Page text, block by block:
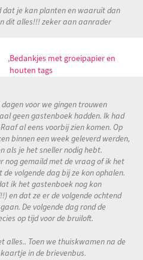
dat je kan planten en waaruit dan
dit alles!!! zeker aan aanrader
,Bedankjes met groeipapier en
houten tags
voor we gingen trouwen
geen gastenboek hadden. Ik had
al eens voorbij zien komen. Op
binnen een week geleverd werden,
als je het sneller nodig hebt.
nog gemaild met de vraag of ik het
volgende dag bij ze kon ophalen.
ik het gastenboek nog kon
en dat ze er de volgende ochtend
De volgende dag rond de
op tijd voor de bruiloft.
alles.. Toen we thuiskwamen na de
in de brievenbus.